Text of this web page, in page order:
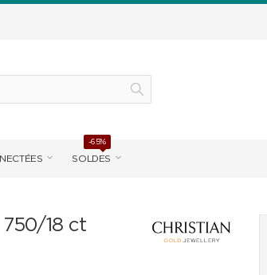
SOLDES
-65%
18 ct